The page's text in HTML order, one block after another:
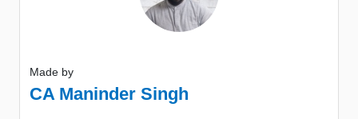
Made by
CA Maninder Singh